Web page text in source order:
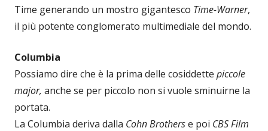
Time generando un mostro gigantesco Time-Warner,
il più potente conglomerato multimediale del mondo.
Columbia
Possiamo dire che è la prima delle cosiddette piccole
major, anche se per piccolo non si vuole sminuirne la
portata.
La Columbia deriva dalla Cohn Brotherse poi CBS Film